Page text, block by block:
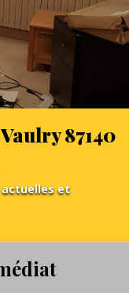
87140
et